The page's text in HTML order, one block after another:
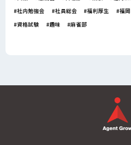
社内勉強会
社員総会 福利厚生 福岡
資格試験
趣味 麻雀部